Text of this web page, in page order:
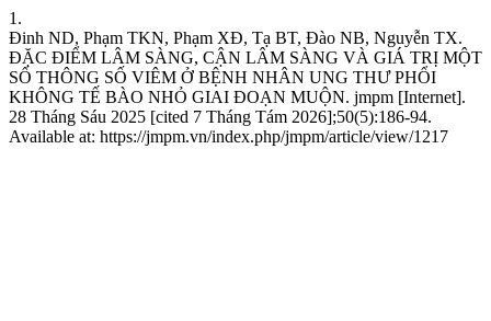
1.
Đinh ND, Phạm TKN, Phạm XĐ, Tạ BT, Đào NB, Nguyễn TX.
ĐẶC ĐIỂM LÂM SÀNG, CẬN LÂM SÀNG VÀ GIÁ TRỊ MỘT
SỐ THÔNG SỐ VIÊM Ở BỆNH NHÂN UNG THƯ PHỔI
KHÔNG TẾ BÀO NHỎ GIAI ĐOẠN MUỘN. jmpm [Internet].
28 Tháng Sáu 2025 [cited 7 Tháng Tám 2026];50(5):186-94.
Available at: https://jmpm.vn/index.php/jmpm/article/view/1217